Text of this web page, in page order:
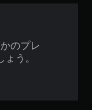
のプレ
う。